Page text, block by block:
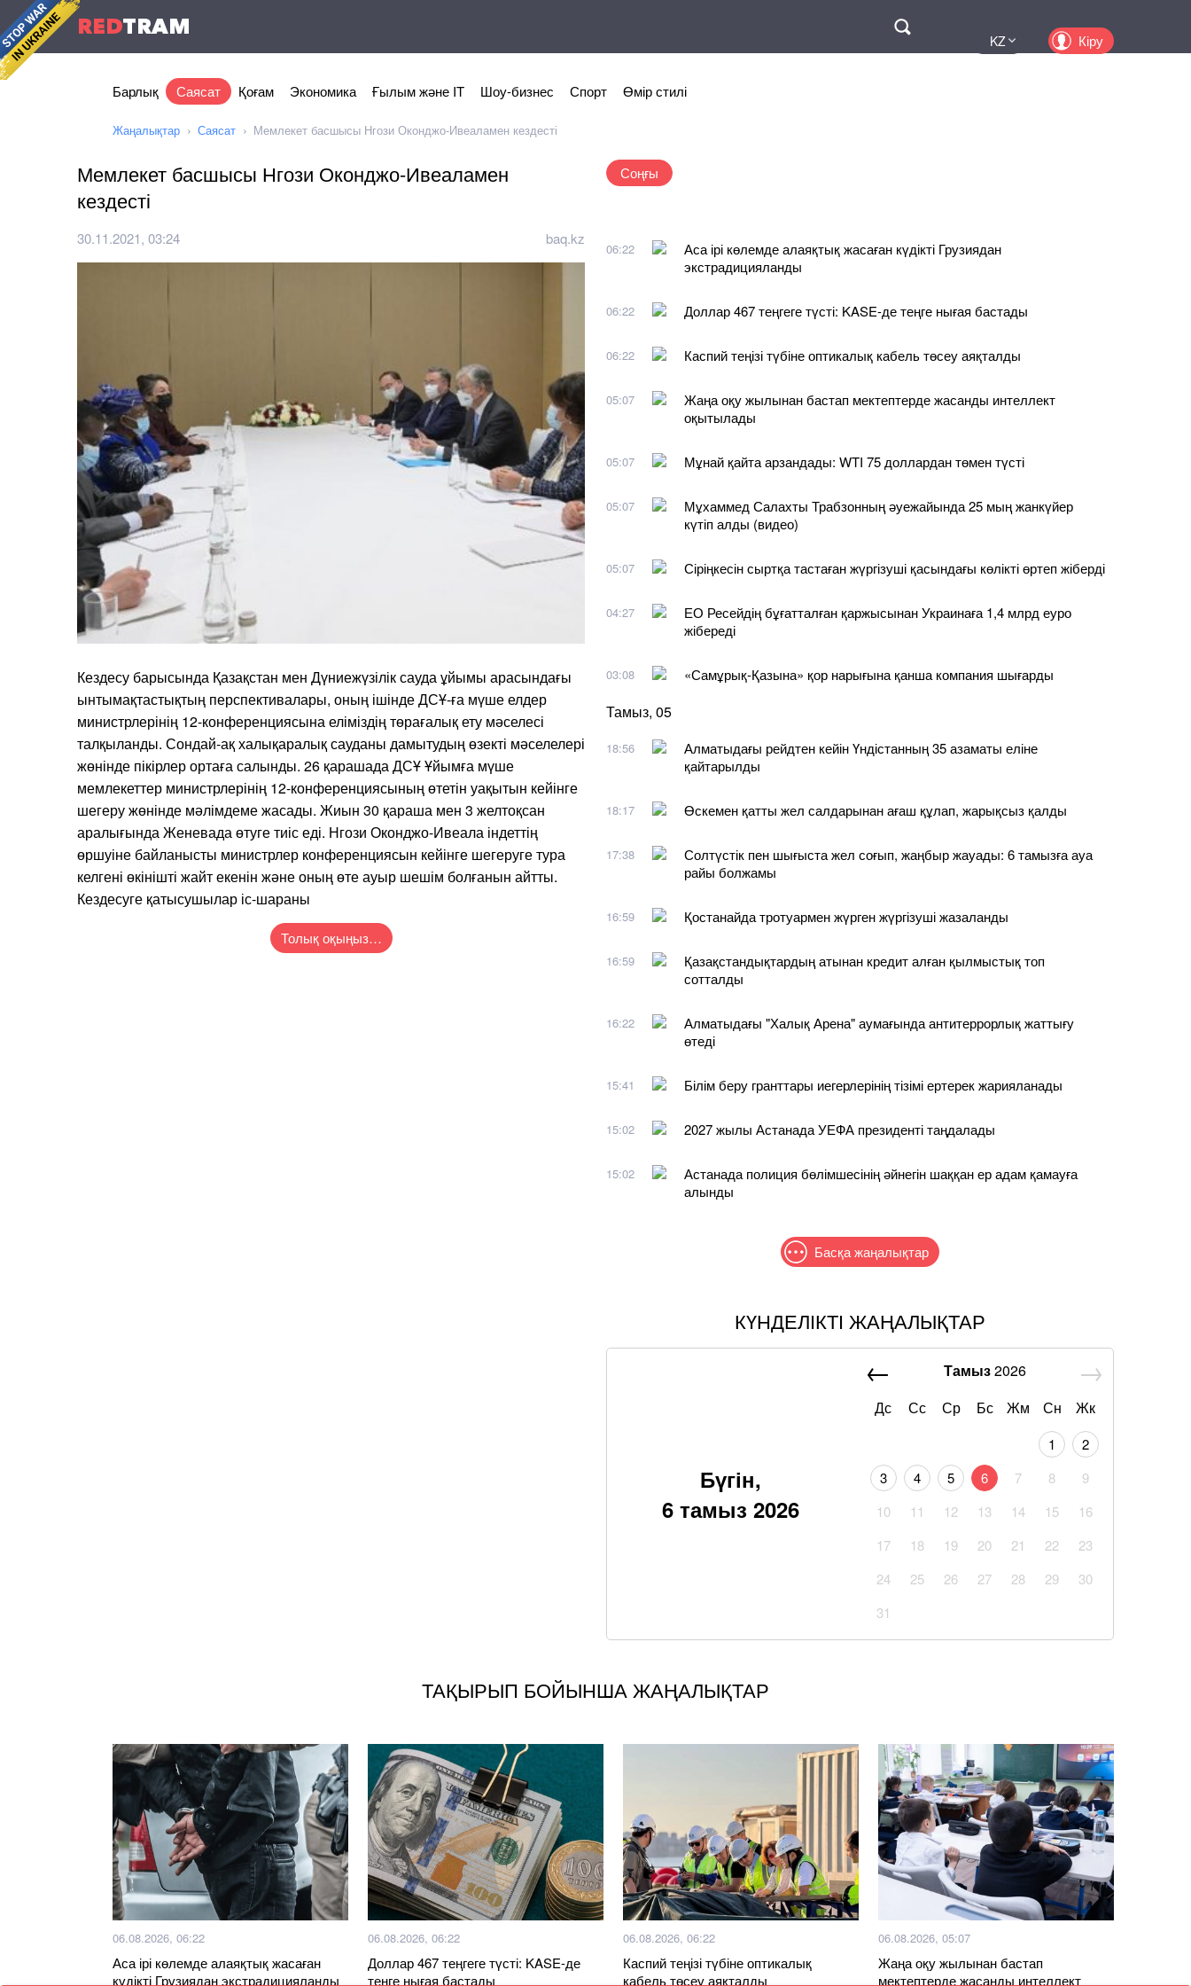
REDTRAM
KZ Кіру
Барлық Саясат Қоғам Экономика Ғылым және IT Шоу-бизнес Спорт Өмір стилі
Жаңалықтар Саясат Мемлекет басшысы Нгози Оконджо-Ивеаламен кездесті
Мемлекет басшысы Нгози Оконджо-Ивеаламен
кездесті
30.11.2021, 03:24 baq.kz
Кездесу барысында Қазақстан мен Дүниежүзілік сауда ұйымы арасындағы
ынтымақтастықтың перспективалары, оның ішінде ДСҰ-ға мүше елдер
министрлерінің 12-конференциясына еліміздің төрағалық ету мәселесі
талқыланды. Сондай-ақ халықаралық сауданы дамытудың өзекті мәселелері
жөнінде пікірлер ортаға салынды. 26 қарашада ДСҰ Ұйымға мүше
мемлекеттер министрлерінің 12-конференциясының өтетін уақытын кейінге
шегеру жөнінде мәлімдеме жасады. Жиын 30 қараша мен 3 желтоқсан
аралығында Женевада өтуге тиіс еді. Нгози Оконджо-Ивеала індеттің
өршуіне байланысты министрлер конференциясын кейінге шегеруге тура
келгені өкінішті жайт екенін және оның өте ауыр шешім болғанын айтты.
Кездесуге қатысушылар іс-шараны
Толық оқыңыз…
Соңғы
06:22
Аса ірі көлемде алаяқтық жасаған күдікті Грузиядан
экстрадицияланды
06:22 Доллар 467 теңгеге түсті: KASE-де теңге нығая бастады
06:22 Каспий теңізі түбіне оптикалық кабель төсеу аяқталды
05:07
Жаңа оқу жылынан бастап мектептерде жасанды интеллект
оқытылады
05:07 Мұнай қайта арзандады: WTI 75 доллардан төмен түсті
05:07
Мұхаммед Салахты Трабзонның әуежайында 25 мың жанкүйер
күтіп алды (видео)
05:07 Сіріңкесін сыртқа тастаған жүргізуші қасындағы көлікті өртеп жіберді
04:27
ЕО Ресейдің бұғатталған қаржысынан Украинаға 1,4 млрд еуро
жібереді
03:08 «Самұрық-Қазына» қор нарығына қанша компания шығарды
Тамыз, 05
18:56
Алматыдағы рейдтен кейін Үндістанның 35 азаматы еліне
қайтарылды
18:17 Өскемен қатты жел салдарынан ағаш құлап, жарықсыз қалды
17:38
Солтүстік пен шығыста жел соғып, жаңбыр жауады: 6 тамызға ауа
райы болжамы
16:59 Қостанайда тротуармен жүрген жүргізуші жазаланды
16:59
Қазақстандықтардың атынан кредит алған қылмыстық топ
сотталды
16:22
Алматыдағы "Халық Арена" аумағында антитеррорлық жаттығу
өтеді
15:41 Білім беру гранттары иегерлерінің тізімі ертерек жарияланады
15:02 2027 жылы Астанада УЕФА президенті таңдалады
15:02
Астанада полиция бөлімшесінің әйнегін шаққан ер адам қамауға
алынды
Басқа жаңалықтар
КҮНДЕЛІКТІ ЖАҢАЛЫҚТАР
Бүгін,
6 тамыз 2026
Тамыз2026
Дс
Сс Ср Бс Жм Сн Жк
1
2
3
4 5 6 7 8
9
10
11 12 13 14 15
16
17
18 19 20 21 22
23
24
25 26 27 28 29
30
31
ТАҚЫРЫП БОЙЫНША ЖАҢАЛЫҚТАР
06.08.2026, 06:22
Аса ірі көлемде алаяқтық жасаған
күдікті Грузиядан экстрадицияланды
06.08.2026, 06:22
Доллар 467 теңгеге түсті: KASE-де
теңге нығая бастады
06.08.2026, 06:22
Каспий теңізі түбіне оптикалық
кабель төсеу аяқталды
06.08.2026, 05:07
Жаңа оқу жылынан бастап
мектептерде жасанды интеллект